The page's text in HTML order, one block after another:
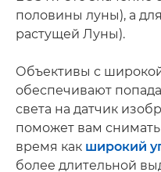
половины луны), а для
растущей Луны).
Объективы с
обеспечивают
света на датчик
поможет вам
время как широкий
более длительной